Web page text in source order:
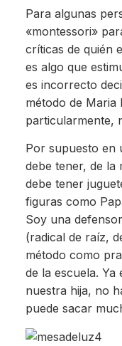
Para algunas
«montessori»
críticas de quién
es algo que
es incorrecto
método de
particularmente,
Por supuesto en
debe tener, de la
debe tener
figuras como
Soy una
(radical de raíz,
método como
de la escuela.
nuestra hija, no
puede sacar